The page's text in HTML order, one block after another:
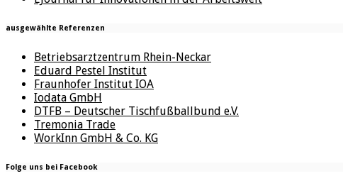
ausgewählte Referenzen
Betriebsarztzentrum Rhein-Neckar
Eduard Pestel Institut
Fraunhofer Institut IOA
Iodata GmbH
DTFB – Deutscher Tischfußballbund e.V.
Tremonia Trade
WorkInn GmbH & Co. KG
Folge uns bei Facebook